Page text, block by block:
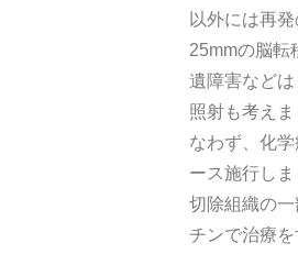
以外には再
25mmの脳転
遺障害など
照射も考え
なわず、化
ース施行しま
切除組織の
チンで治療